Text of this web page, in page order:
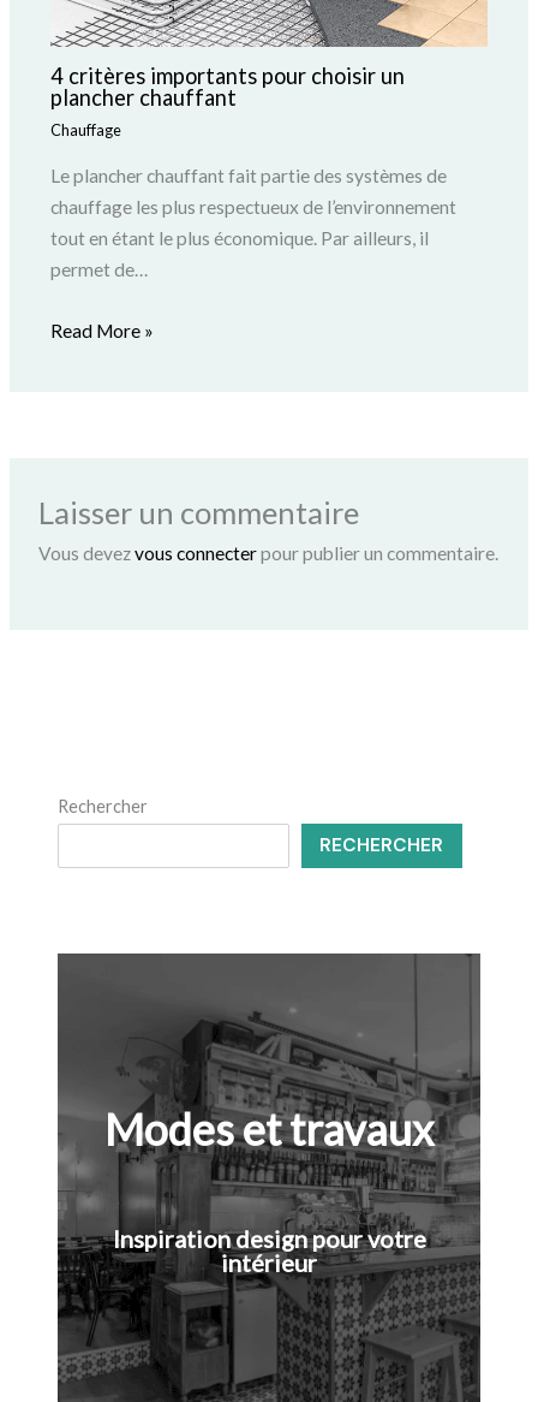
4 critères importants pour choisir un
plancher chauffant
Chauffage
Le plancher chauffant fait partie des systèmes de
chauffage les plus respectueux de l’environnement
tout en étant le plus économique. Par ailleurs, il
permet de…
Read More »
Laisser un commentaire
Vous devezvous connecterpour publier un commentaire.
Rechercher
RECHERCHER
Modes et travaux
Inspiration design pour votre
intérieur